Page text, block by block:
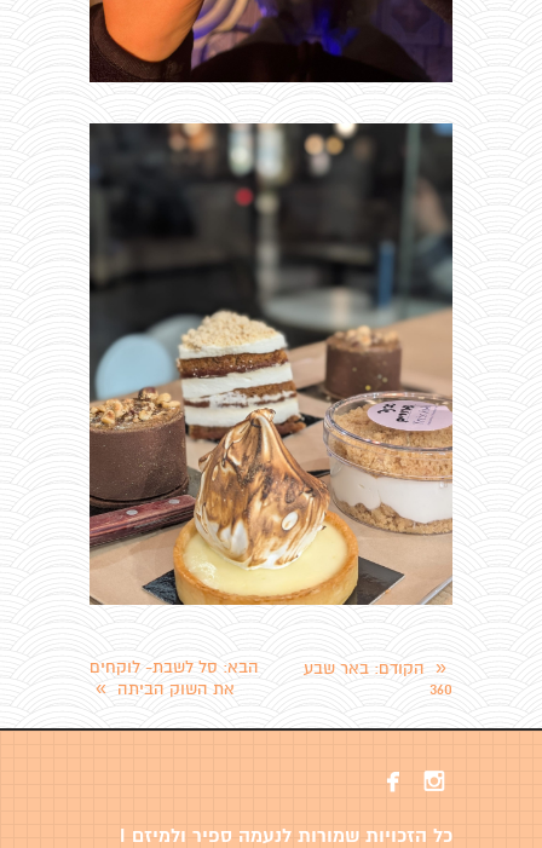
« הקודם: באר שבע
360
הבא: סל לשבת- לוקחים
את השוק הביתה »
 
כל הזכויות שמורות לנעמה ספיר ולמיזם I